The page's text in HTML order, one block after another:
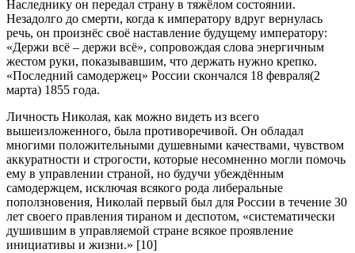
Наследнику он передал страну в тяжёлом состоянии.
Незадолго до смерти, когда к императору вдруг вернулась
речь, он произнёс своё наставление будущему императору:
«Держи всё – держи всё», сопровождая слова энергичным
жестом руки, показывавшим, что держать нужно крепко.
«Последний самодержец» России скончался 18 февраля(2
марта) 1855 года.
Личность Николая, как можно видеть из всего
вышеизложенного, была противоречивой. Он обладал
многими положительными душевными качествами, чувством
аккуратности и строгости, которые несомненно могли помочь
ему в управлении страной, но будучи убеждённым
самодержцем, исключая всякого рода либеральные
поползновения, Николай первый был для России в течение 30
лет своего правления тираном и деспотом, «систематически
душившим в управляемой стране всякое проявление
инициативы и жизни.» [10]